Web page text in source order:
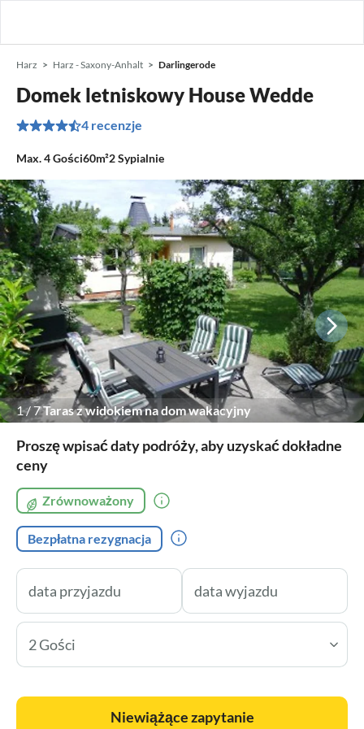
Harz Harz - Saxony-Anhalt Darlingerode
Domek letniskowy House Wedde
4 recenzje
Max.4Gości60m²2Sypialnie
1/7Taras z widokiem na dom wakacyjny
Proszę wpisać daty podróży, aby uzyskać dokładne
ceny
Zrównoważony
Bezpłatna rezygnacja
2 Gości
Niewiążące zapytanie